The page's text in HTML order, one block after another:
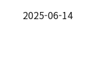
2025-06-14